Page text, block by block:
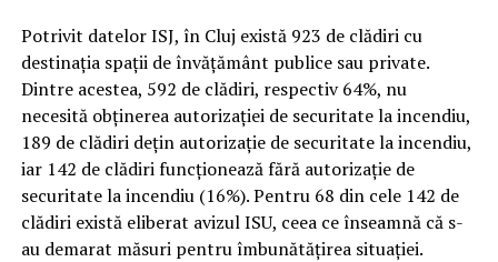
Potrivit datelor ISJ, în Cluj există 923 de clădiri cu
destinația spații de învățământ publice sau private.
Dintre acestea, 592 de clădiri, respectiv 64%, nu
necesită obținerea autorizației de securitate la incendiu,
189 de clădiri dețin autorizație de securitate la incendiu,
iar 142 de clădiri funcționează fără autorizație de
securitate la incendiu (16%). Pentru 68 din cele 142 de
clădiri există eliberat avizul ISU, ceea ce înseamnă că s-
au demarat măsuri pentru îmbunătățirea situației.